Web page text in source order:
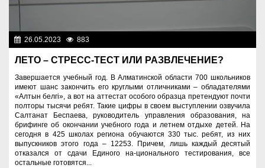
26.05.2023 883
ЛЕТО – СТРЕСС-ТЕСТ ИЛИ РАЗВЛЕЧЕНИЕ?
Завершается учебный год. В Алматинской области 700 школьников
имеют шанс закончить его круглыми отличниками – обладателями
«Алтын белгі», а вот на аттестат особого образца претендуют почти
полторы тысячи ребят. Такие цифры в своем выступлении озвучила
Салтанат Беспаева, руководитель управления образования, на
брифинге об окончании учебного года и летнем отдыхе детей. На
сегодня в 425 школах региона обучаются 330 тыс. ребят, из них
выпускников этого года – 12253. Причем, лишь каждый десятый
отказался от сдачи Единого на-ционального тестирования, все
остальные готовятся...